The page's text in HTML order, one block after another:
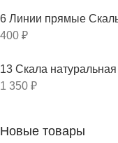
6 Линии прямые
400 ₽
13 Скала натуральная
1 350 ₽
Новые товары